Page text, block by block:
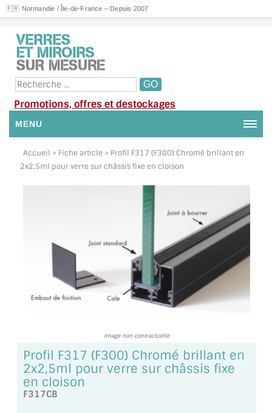
🇫🇷 Normandie / Île-de-France – Depuis 2007
Promotions, offres et destockages
MENU
NOUS CONTACTER
SUIVI DE COMMANDE
TOUS LES TARIFS AU M2
GUIDE : CHOIX PAR UTILISATION
INSPIRATIONS ET NOUVEAUTÉS
AMBIANCE LAITON BROSSÉ
MIROIRS VIEILLIS AMBIANCE BRASSERIE
Accueil > Fiche article > Profil F317 (F300) Chromé brillant en
2x2,5ml pour verre sur châssis fixe en cloison
Image non contractuelle
Profil F317 (F300) Chromé brillant en
2x2,5ml pour verre sur châssis fixe
en cloison
F317CB